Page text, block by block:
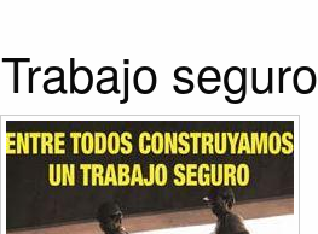
Trabajo seguro